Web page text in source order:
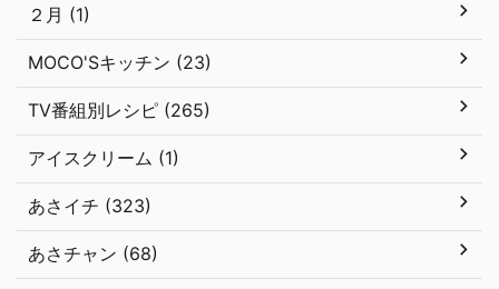
２月 (1)
MOCO'Sキッチン (23)
TV番組別レシピ (265)
アイスクリーム (1)
あさイチ (323)
あさチャン (68)